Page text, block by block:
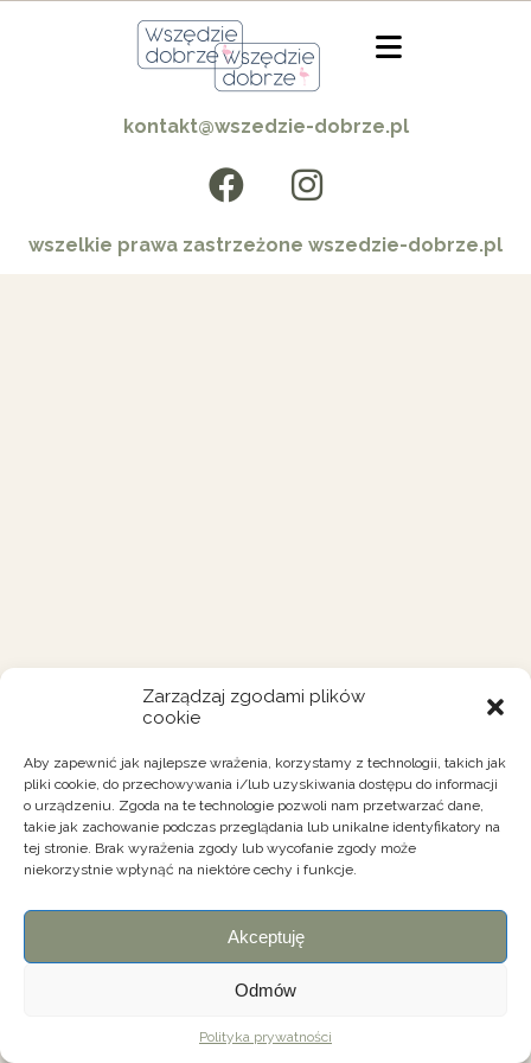
Zarządzaj zgodami plików
cookie
Aby zapewnić jak najlepsze wrażenia, korzystamy z technologii, takich jak
pliki cookie, do przechowywania i/lub uzyskiwania dostępu do informacji
o urządzeniu. Zgoda na te technologie pozwoli nam przetwarzać dane,
takie jak zachowanie podczas przeglądania lub unikalne identyfikatory na
tej stronie. Brak wyrażenia zgody lub wycofanie zgody może
niekorzystnie wpłynąć na niektóre cechy i funkcje.
Akceptuję
Odmów
Polityka prywatności
kontakt@wszedzie-dobrze.pl
wszelkie prawa zastrzeżone wszedzie-dobrze.pl